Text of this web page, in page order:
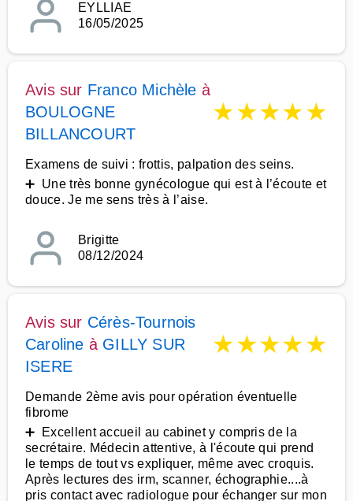
EYLLIAE
16/05/2025
Avis sur Franco Michèle à
BOULOGNE
BILLANCOURT
★★★★★
Examens de suivi : frottis, palpation des seins.
➕ Une très bonne gynécologue qui est à l’écoute et
douce. Je me sens très à l’aise.
Brigitte
08/12/2024
Avis sur Cérès-Tournois
Caroline à GILLY SUR
ISERE
★★★★★
Demande 2ème avis pour opération éventuelle
fibrome
➕ Excellent accueil au cabinet y compris de la
secrétaire. Médecin attentive, à l'écoute qui prend
le temps de tout vs expliquer, même avec croquis.
Après lectures des irm, scanner, échographie....à
pris contact avec radiologue pour échanger sur mon